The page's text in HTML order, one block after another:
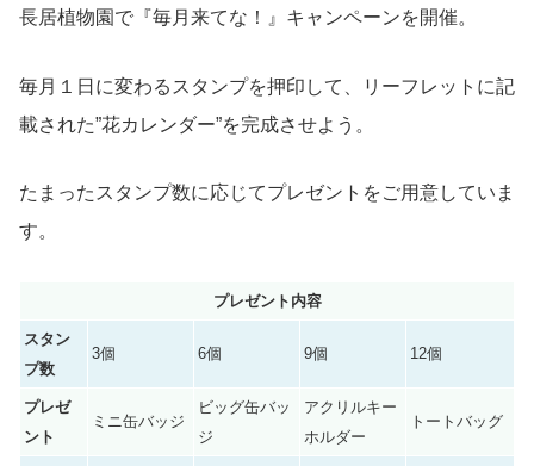
長居植物園で『毎月来てな！』キャンペーンを開催。
毎月１日に変わるスタンプを押印して、リーフレットに記
載された”花カレンダー”を完成させよう。
たまったスタンプ数に応じてプレゼントをご用意していま
す。
プレゼント内容
スタン
プ数
3個 6個 9個 12個
プレゼ
ント
ミニ缶バッジ
ビッグ缶バッ
ジ
アクリルキー
ホルダー
トートバッグ